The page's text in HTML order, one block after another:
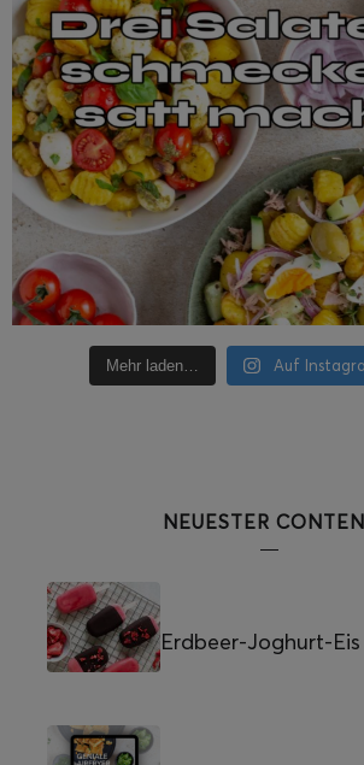
Mehr laden… Auf
NEUESTER
Erdbeer-Joghurt-